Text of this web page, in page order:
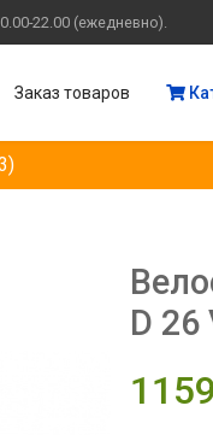
22.00 (ежедневно).
Заказ товаров
D 26